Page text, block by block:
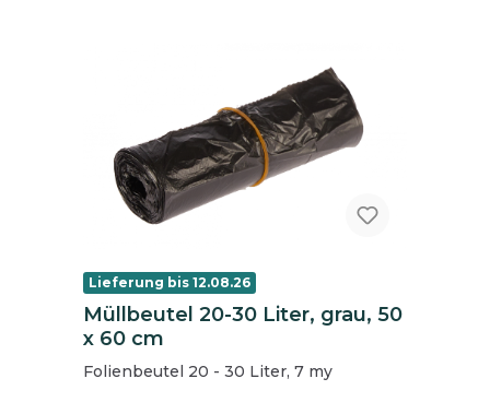
Lieferung bis 12.08.26
Müllbeutel 20-30 Liter, grau, 50
x 60 cm
Folienbeutel 20 - 30 Liter, 7 my